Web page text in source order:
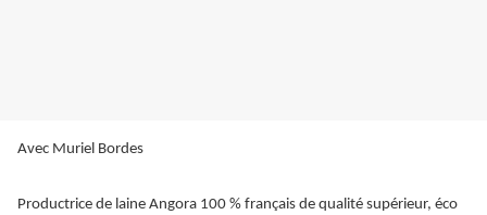
Avec Muriel Bordes
Productrice de laine Angora 100 % français de qualité supérieur, éco